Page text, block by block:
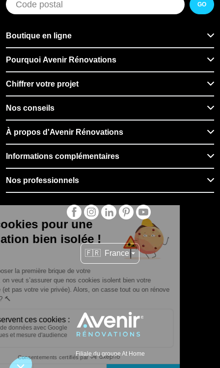
GO
Boutique en ligne
Pourquoi Avenir Rénovations
Chiffrer votre projet
Nos conseils
À propos d'Avenir Rénovations
Informations complémentaires
Nos professionnels
🇫🇷 France
Filiale du groupe At Home